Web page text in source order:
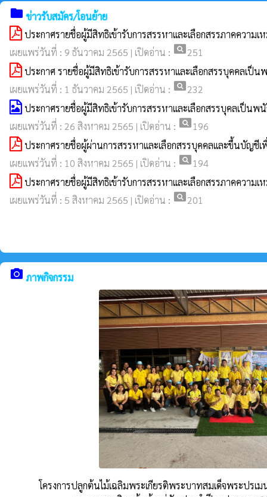
folder ข่าวรับสมัคร/โอนย้าย
ประกาศรายชื่อผู้มีสิทธิเข้ารับการสรรหาและเลือกสรรภาคควา
เผยแพร่วันที่ : 9 ธันวาคม 2565 | เปิดอ่าน : pageview251
ประกาศ รายชื่อผู้มีสิทธิเข้ารับการสรรหาและเลือกสรรบุคคลเป็
เผยแพร่วันที่ : 1 ธันวาคม 2565 | เปิดอ่าน : pageview232
ประกาศรายชื่อผู้มีสิทธิเข้ารับการสรรหาและเลือกสรรบุคลเป็นพ
เผยแพร่วันที่ : 26 สิงหาคม 2565 | เปิดอ่าน : pageview196
ประกาศรายชื่อผู้ผ่านการสรรหาและเลือกสรรบุคคลและขึ้นบัญชี
เผยแพร่วันที่ : 10 สิงหาคม 2565 | เปิดอ่าน : pageview194
ประกาศรายชื่อผู้มีสิทธิเข้ารับการสรรหาและเลือกสรรภาคควา
เผยแพร่วันที่ : 5 สิงหาคม 2565 | เปิดอ่าน : pageview201
camera_alt ภาพกิจกรรม
โครงการปลูกต้นไม้เฉลิมพระเกียรติพระบาทสมเด็จพระปร